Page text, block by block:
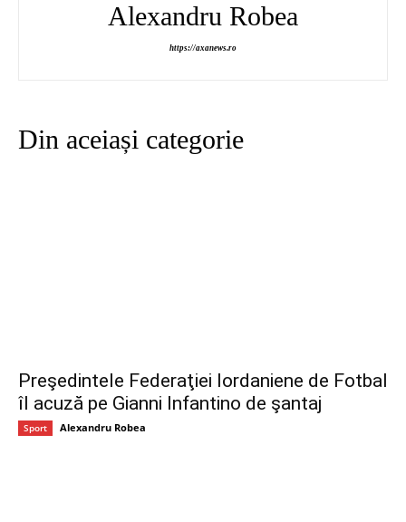
Alexandru Robea
https://axanews.ro
Din aceiași categorie
Preşedintele Federaţiei Iordaniene de Fotbal
îl acuză pe Gianni Infantino de şantaj
Sport Alexandru Robea